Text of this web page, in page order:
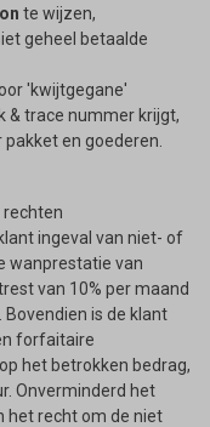
te wijzen,
geheel betaalde
'kwijtgegane'
& trace nummer krijgt,
en goederen.
rechten
ingeval van niet- of
wanprestatie van
van 10% per maand
is de klant
forfaitaire
het betrokken bedrag,
Onverminderd het
het recht om de niet